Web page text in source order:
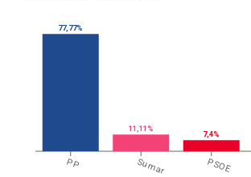
PP Sumar PSOE
77,77%
11,11%
7,4%